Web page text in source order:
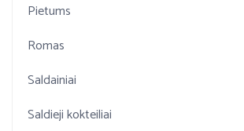
Pietums
Romas
Saldainiai
Saldieji kokteiliai